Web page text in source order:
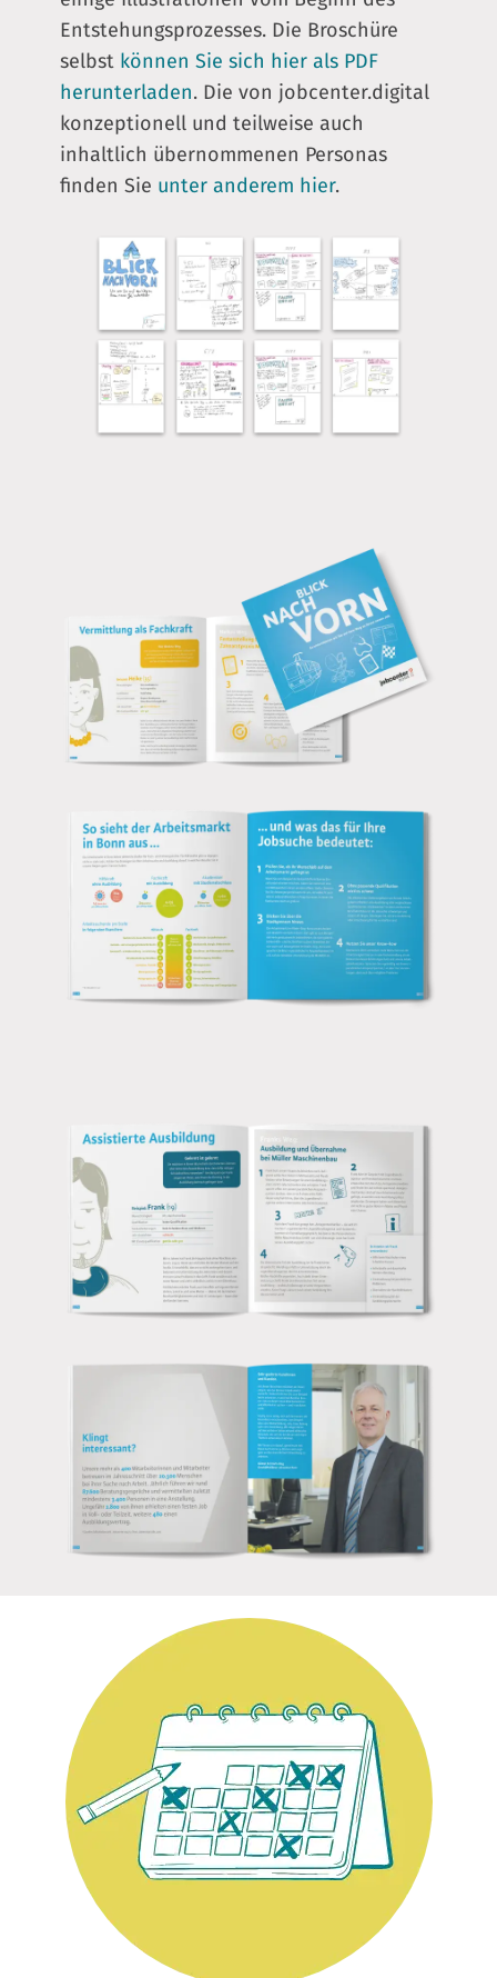
Entstehungsprozesses. Die Broschüre
selbst können Sie sich hier als PDF
herunterladen. Die von jobcenter.digital
konzeptionell und teilweise auch
inhaltlich übernommenen Personas
finden Sie unter anderem hier.